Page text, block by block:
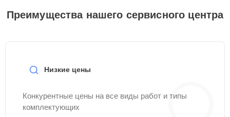
Преимущества нашего сервисного центра
Низкие цены
Конкурентные цены на все виды работ и типы
комплектующих